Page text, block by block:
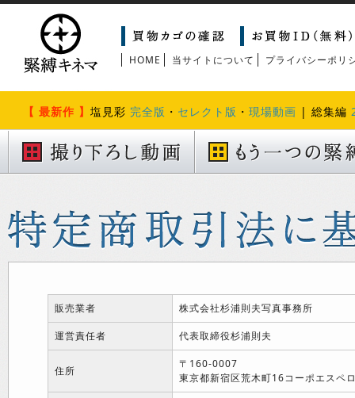
HOME 当サイトについて プライバシーポリ
【 最新作 】 塩見彩 完全版 ・ セレクト版 ・ 現場動画 | 総集編
販売業者 株式会社杉浦則夫写真事務所
運営責任者 代表取締役杉浦則夫
住所
〒160-0007
東京都新宿区荒木町16コーポエスペ